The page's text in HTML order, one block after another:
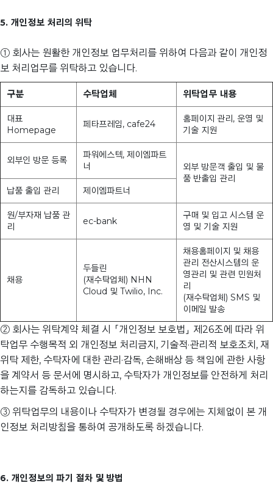
5. 개인정보 처리의 위탁
① 회사는 원활한 개인정보 업무처리를 위하여 다음과 같이 개인정
보 처리업무를 위탁하고 있습니다.
구분 수탁업체 위탁업무 내용
대표
Homepage
페타프레임, cafe24
홈페이지 관리, 운영 및
기술 지원
외부인 방문 등록
파워에스텍, 제이엠파트
너
외부 방문객 출입 및 물
품 반출입 관리
납품 출입 관리
제이엠파트너
원/부자재 납품 관
리
ec-bank
구매 및 입고 시스템 운
영 및 기술 지원
채용
두들린
(재수탁업체) NHN
Cloud 및 Twilio, Inc.
채용홈페이지 및 채용
관리 전산시스템의 운
영관리 및 관련 민원처
리
(재수탁업체) SMS 및
이메일 발송
② 회사는 위탁계약 체결 시 「개인정보 보호법」 제26조에 따라 위
탁업무 수행목적 외 개인정보 처리금지, 기술적·관리적 보호조치, 재
위탁 제한, 수탁자에 대한 관리·감독, 손해배상 등 책임에 관한 사항
을 계약서 등 문서에 명시하고, 수탁자가 개인정보를 안전하게 처리
하는지를 감독하고 있습니다.
③ 위탁업무의 내용이나 수탁자가 변경될 경우에는 지체없이 본 개
인정보 처리방침을 통하여 공개하도록 하겠습니다.
6. 개인정보의 파기 절차 및 방법